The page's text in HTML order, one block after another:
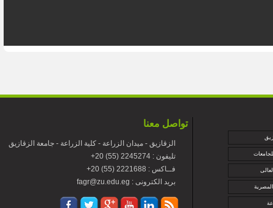
تواصل معنا
الزقازيق - ميدان الزراعة - كلية الزراعة - جامعة الزقازيق
+تليفون : 2245274 (55) 20
+فــاكس : 2221688 (55) 20
fagr@zu.edu.eg : بريد الكترونى